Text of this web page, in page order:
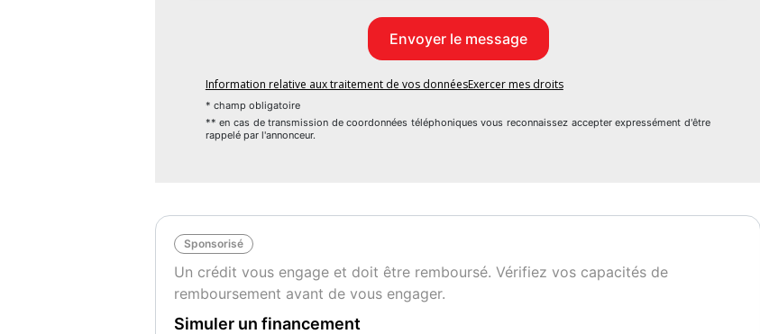
Information relative aux traitement de vos donnéesExercer mes droits
* champ obligatoire
** en cas de transmission de coordonnées téléphoniques vous reconnaissez accepter expressément d'être
rappelé par l'annonceur.
Sponsorisé
Un crédit vous engage et doit être remboursé. Vérifiez vos capacités de
remboursement avant de vous engager.
Simuler un financement